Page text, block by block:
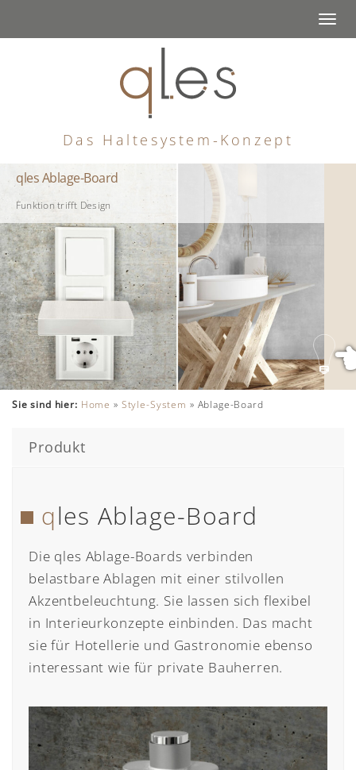
Das Haltesystem-Konzept
qles Ablage-Board
Funktion trifft Design
Sie sind hier: Home » Style-System » Ablage-Board
Produkt
qles Ablage-Board
Die qles Ablage-Boards verbinden
belastbare Ablagen mit einer stilvollen
Akzentbeleuchtung. Sie lassen sich flexibel
in Interieurkonzepte einbinden. Das macht
sie für Hotellerie und Gastronomie ebenso
interessant wie für private Bauherren.